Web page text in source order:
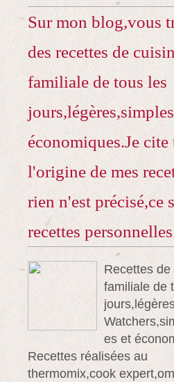
Sur mon blog,vous
des recettes de
familiale de tous les
économiques.Je
l'origine de mes
rien n'est précisé,ce
recettes personnelles
Recettes de
familiale de
es et
Recettes réalisées au
thermomix,cook